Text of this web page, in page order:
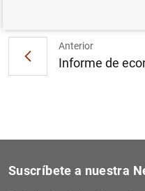
Anterior
Informe de
Suscríbete a nuestra